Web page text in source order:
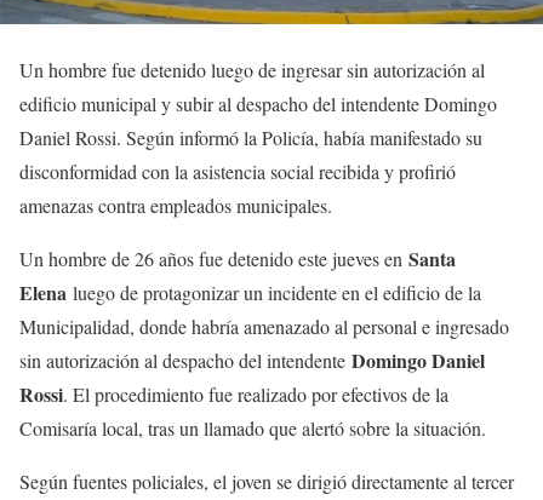
Un hombre fue detenido luego de ingresar sin autorización al
edificio municipal y subir al despacho del intendente Domingo
Daniel Rossi. Según informó la Policía, había manifestado su
disconformidad con la asistencia social recibida y profirió
amenazas contra empleados municipales.
Un hombre de 26 años fue detenido este jueves en Santa
Elena luego de protagonizar un incidente en el edificio de la
Municipalidad, donde habría amenazado al personal e ingresado
sin autorización al despacho del intendente Domingo Daniel
Rossi. El procedimiento fue realizado por efectivos de la
Comisaría local, tras un llamado que alertó sobre la situación.
Según fuentes policiales, el joven se dirigió directamente al tercer